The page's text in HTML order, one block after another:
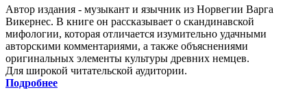
Автор издания - музыкант и язычник из Норвегии Варга
Викернес. В книге он рассказывает о скандинавской
мифологии, которая отличается изумительно удачными
авторскими комментариями, а также объяснениями
оригинальных элементы культуры древних немцев.
Для широкой читательской аудитории.
Подробнее